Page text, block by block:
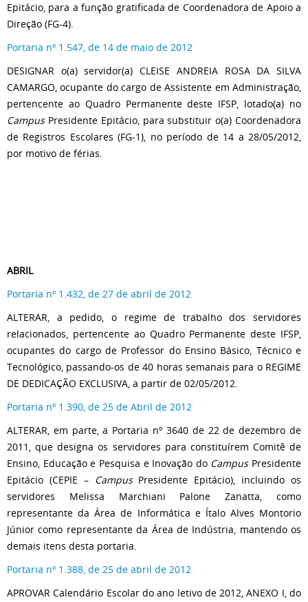
Epitácio, para a função gratificada de Coordenadora de Apoio a
Direção (FG-4).
Portaria nº 1.547, de 14 de maio de 2012
DESIGNAR o(a) servidor(a) CLEISE ANDREIA ROSA DA SILVA
CAMARGO, ocupante do cargo de Assistente em Administração,
pertencente ao Quadro Permanente deste IFSP, lotado(a) no
Campus Presidente Epitácio, para substituir o(a) Coordenadora
de Registros Escolares (FG-1), no período de 14 a 28/05/2012,
por motivo de férias.
ABRIL
Portaria nº 1.432, de 27 de abril de 2012
ALTERAR, a pedido, o regime de trabalho dos servidores
relacionados, pertencente ao Quadro Permanente deste IFSP,
ocupantes do cargo de Professor do Ensino Básico, Técnico e
Tecnológico, passando-os de 40 horas semanais para o REGIME
DE DEDICAÇÃO EXCLUSIVA, a partir de 02/05/2012.
Portaria nº 1.390, de 25 de Abril de 2012
ALTERAR, em parte, a Portaria nº 3640 de 22 de dezembro de
2011, que designa os servidores para constituírem Comitê de
Ensino, Educação e Pesquisa e Inovação do CampusPresidente
Epitácio (CEPIE – CampusPresidente Epitácio), incluindo os
servidores Melissa Marchiani Palone Zanatta, como
representante da Área de Informática e Ítalo Alves Montorio
Júnior como representante da Área de Indústria, mantendo os
demais itens desta portaria.
Portaria nº 1.388, de 25 de abril de 2012
APROVAR Calendário Escolar do ano letivo de 2012, ANEXO I, do